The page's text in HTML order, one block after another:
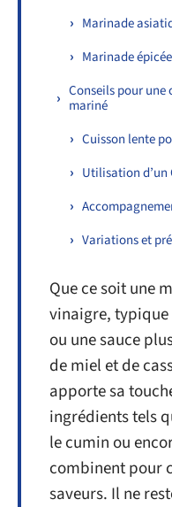
Marinade
Marinade
Conseils pour
mariné
Cuisson lente
Utilisation d’un
Variations et
Que ce soit une
vinaigre,
ou une sauce
de miel et de
apporte sa
ingrédients tels
le cumin ou
combinent pour
saveurs. Il ne